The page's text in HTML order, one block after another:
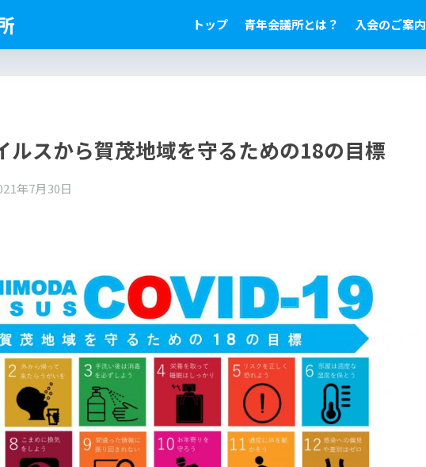
トップ 青年会議所とは？ 入会のご案内
ルスから賀茂地域を守るための18の目標
年7月30日